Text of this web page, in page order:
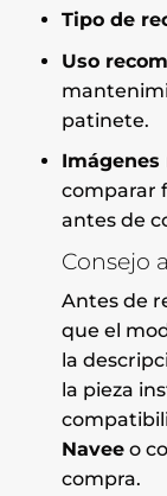
Tipo de
Uso
patinete.
Imágenes
comparar
antes de
Consejo
Antes de
que el
la
la pieza
Naveeo
compra.